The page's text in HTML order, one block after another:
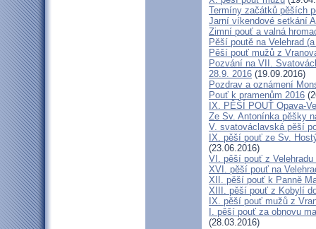
Termíny začátků pěších
Jarní víkendové setkání
Zimní pouť a valná
Pěší poutě na Velehrad
Pěší pouť mužů z
Pozvání na VII.
28.9. 2016 (19.09.2016)
Pozdrav a oznámení
Pouť k pramenům 2016
IX. PĚŠÍ POUŤ Opava-
Ze Sv. Antonínka pěšky
V. svatováclavská pěší
IX. pěší pouť ze Sv.
(23.06.2016)
VI. pěší pouť z
XVI. pěší pouť na
XII. pěší pouť k Panně
XIII. pěší pouť z Kobylí
IX. pěší pouť mužů z
I. pěší pouť za obnovu
(28.03.2016)